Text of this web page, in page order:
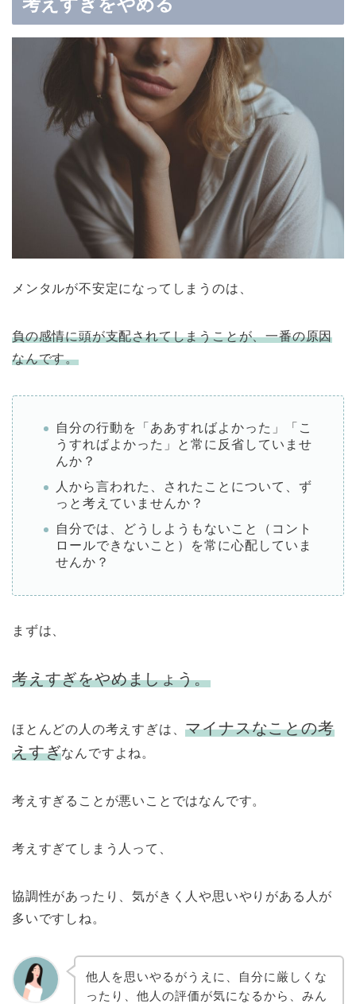
メンタルが不安定になってしまうのは、
負の感情に頭が支配されてしまうことが、一番の原因
なんです。
自分の行動を「ああすればよかった」「こ
うすればよかった」と常に反省していませ
んか？
人から言われた、されたことについて、ず
っと考えていませんか？
自分では、どうしようもないこと（コント
ロールできないこと）を常に心配していま
せんか？
まずは、
考えすぎをやめましょう。
ほとんどの人の考えすぎは、マイナスなことの考
えすぎなんですよね。
考えすぎることが悪いことではなんです。
考えすぎてしまう人って、
協調性があったり、気がきく人や思いやりがある人が
多いですしね。
他人を思いやるがうえに、自分に厳しくな
ったり、他人の評価が気になるから、みん